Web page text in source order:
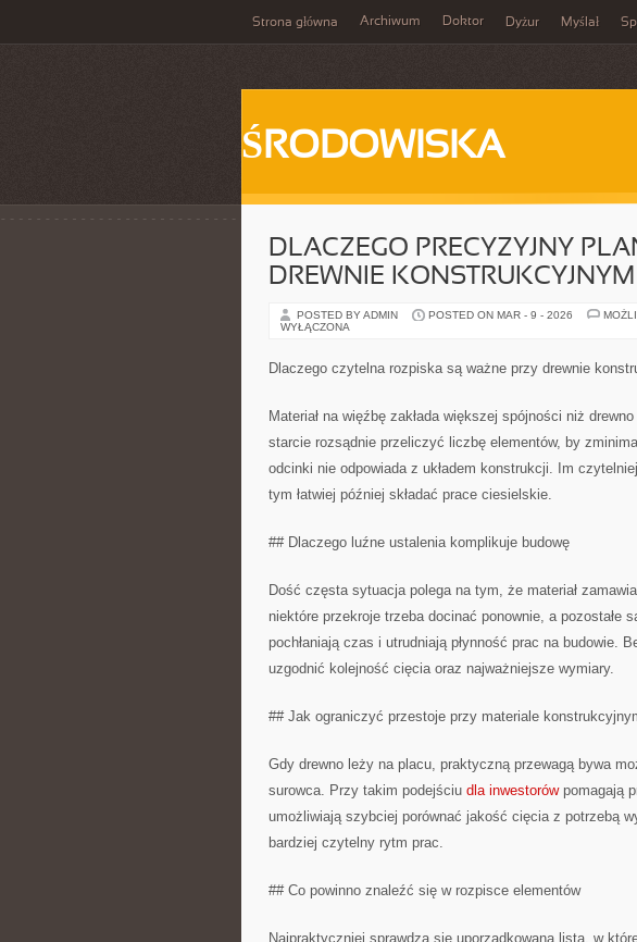
Strona główna Archiwum Doktor Dyżur Myślał
ŚRODOWISKA
DLACZEGO PRECYZYJNY
DREWNIE KONSTRUKCYJNYM
POSTED BY ADMIN POSTED ON MAR - 9 - 2026
WYŁĄCZONA
Dlaczego czytelna rozpiska są ważne przy drewnie
Materiał na więźbę zakłada większej spójności niż
starcie rozsądnie przeliczyć liczbę elementów, by
odcinki nie odpowiada z układem konstrukcji. Im
tym łatwiej później składać prace ciesielskie.
## Dlaczego luźne ustalenia komplikuje budowę
Dość częsta sytuacja polega na tym, że materiał
niektóre przekroje trzeba docinać ponownie, a pozostałe
pochłaniają czas i utrudniają płynność prac na budowie.
uzgodnić kolejność cięcia oraz najważniejsze wymiary.
## Jak ograniczyć przestoje przy materiale
Gdy drewno leży na placu, praktyczną przewagą bywa
surowca. Przy takim podejściu dla inwestorówpomagają
umożliwiają szybciej porównać jakość cięcia z potrzebą
bardziej czytelny rytm prac.
## Co powinno znaleźć się w rozpisce elementów
Najpraktyczniej sprawdza się uporządkowana lista, w